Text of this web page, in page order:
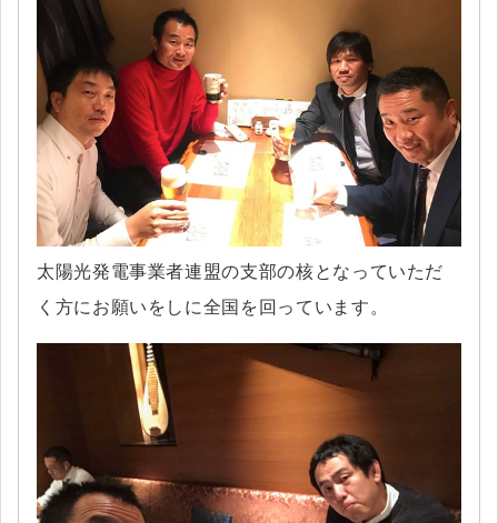
太陽光発電事業者連盟の支部の核となっていただ
く方にお願いをしに全国を回っています。